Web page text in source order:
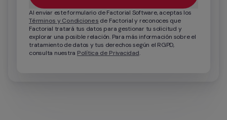
Términos y Condiciones de Factorial y reconoces que
Factorial tratará tus datos para gestionar tu solicitud y
explorar una posible relación. Para más información sobre el
tratamiento de datos y tus derechos según el RGPD,
consulta nuestra Política de Privacidad.